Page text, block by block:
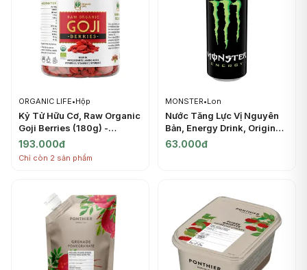
ORGANIC LIFE•Hộp
Kỷ Tử Hữu Cơ, Raw Organic
Goji Berries (180g) -
ORGANIC LIFE
193.000đ
Chỉ còn 2 sản phẩm
MONSTER•Lon
Nước Tăng Lực Vị Nguyên
Bản, Energy Drink, Original
(500ml) - MONSTER
63.000đ